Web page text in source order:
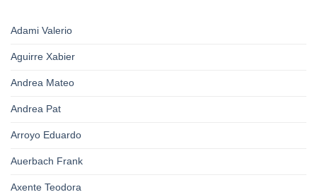
Adami Valerio
Aguirre Xabier
Andrea Mateo
Andrea Pat
Arroyo Eduardo
Auerbach Frank
Axente Teodora